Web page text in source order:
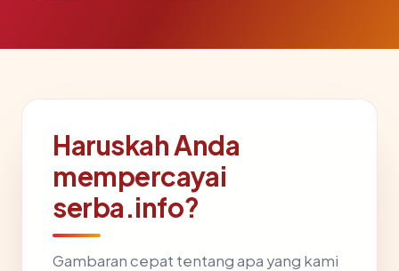
Haruskah Anda
mempercayai
serba.info?
Gambaran cepat tentang apa yang kami